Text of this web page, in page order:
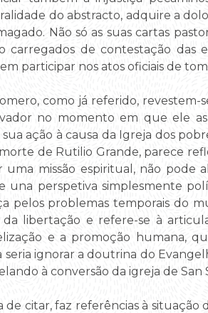
do abstracto, adquire a
Não só as suas cartas
carregados de contestação das
participar nos atos oficiais de
como já referido,
no momento em que ele
ação à causa da Igreja dos
de Rutilio Grande, parece
missão espiritual, não pode
una perspetiva simplesmente
pelos problemas temporais do
libertação e refere-se à
e a promoção humana,
seria ignorar a doutrina do
à conversão da igreja de San
de citar, faz referências à situação